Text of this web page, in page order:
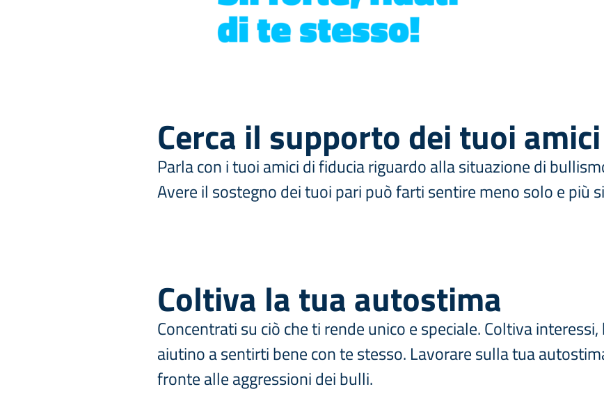
Cerca il supporto dei tuoi amici
Parla con i tuoi amici di fiducia riguardo alla situazione di
Avere il sostegno dei tuoi pari può farti sentire meno solo e più
Coltiva la tua autostima
Concentrati su ciò che ti rende unico e speciale. Coltiva
aiutino a sentirti bene con te stesso. Lavorare sulla tua
fronte alle aggressioni dei bulli.